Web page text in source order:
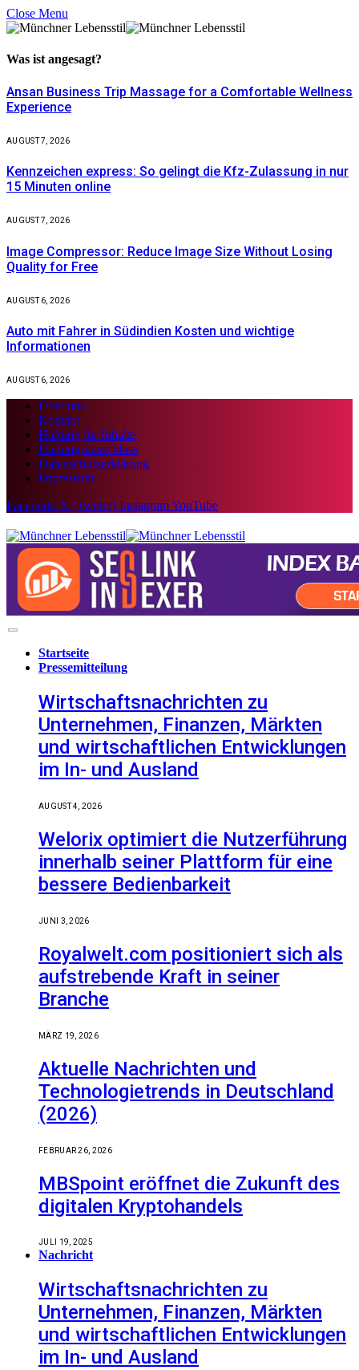
Close Menu
Was ist angesagt?
Ansan Business Trip Massage for a Comfortable Wellness
Experience
AUGUST 7, 2026
Kennzeichen express: So gelingt die Kfz-Zulassung in nur
15 Minuten online
AUGUST 7, 2026
Image Compressor: Reduce Image Size Without Losing
Quality for Free
AUGUST 6, 2026
Auto mit Fahrer in Südindien Kosten und wichtige
Informationen
AUGUST 6, 2026
Über uns
Kontakt
Haftung für Inhalte
Haftungsausschluss
Datenschutzerklärung
Impressum
Facebook X (Twitter) InstagramYouTube
Startseite
Pressemitteilung
Wirtschaftsnachrichten zu
Unternehmen, Finanzen, Märkten
und wirtschaftlichen Entwicklungen
im In- und Ausland
AUGUST 4, 2026
Welorix optimiert die Nutzerführung
innerhalb seiner Plattform für eine
bessere Bedienbarkeit
JUNI 3, 2026
Royalwelt.com positioniert sich als
aufstrebende Kraft in seiner
Branche
MÄRZ 19, 2026
Aktuelle Nachrichten und
Technologietrends in Deutschland
(2026)
FEBRUAR 26, 2026
MBSpoint eröffnet die Zukunft des
digitalen Kryptohandels
JULI 19, 2025
Nachricht
Wirtschaftsnachrichten zu
Unternehmen, Finanzen, Märkten
und wirtschaftlichen Entwicklungen
im In- und Ausland